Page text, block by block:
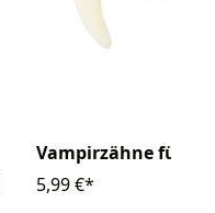
Vampirzähne für
5,99 €*